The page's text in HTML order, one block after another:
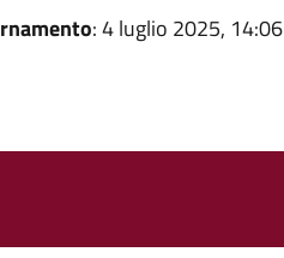
: 4 luglio 2025, 14:06